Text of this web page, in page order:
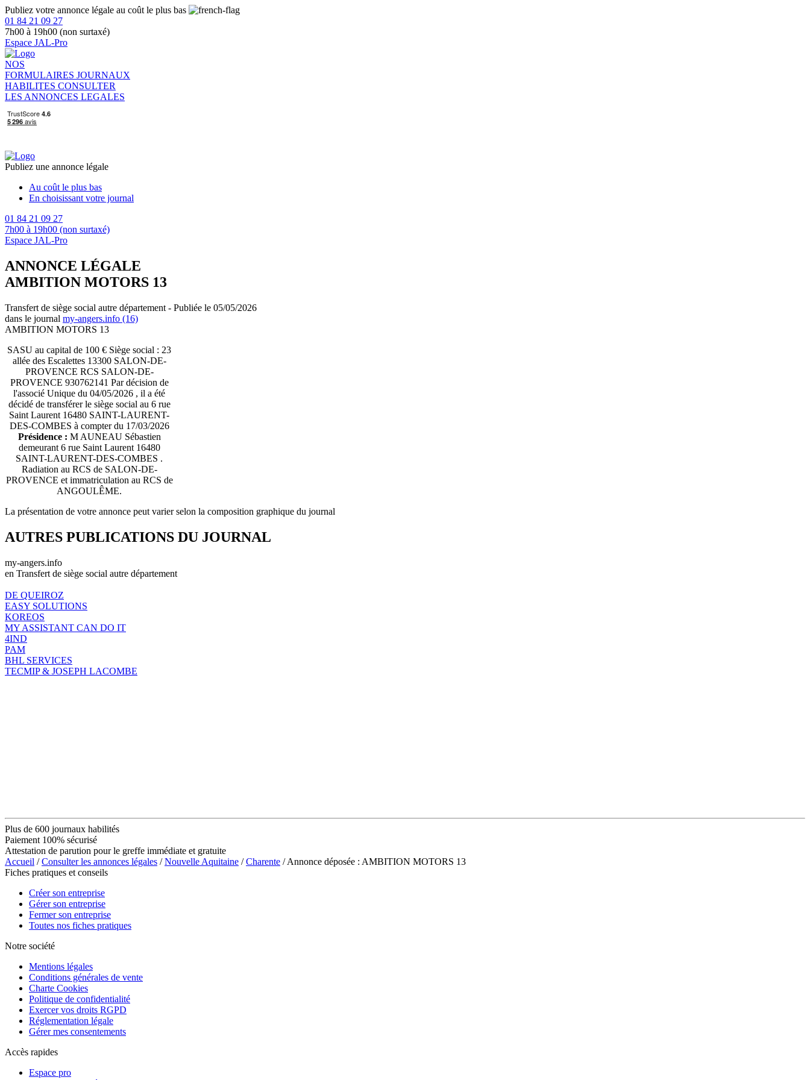
Publiez votre annonce légale au coût le plus bas
01 84 21 09 27
7h00 à 19h00 (non surtaxé)
Espace JAL-Pro
NOS
FORMULAIRES JOURNAUX
HABILITES CONSULTER
LES ANNONCES LEGALES
Publiez une annonce légale
Au coût le plus bas
En choisissant votre journal
01 84 21 09 27
7h00 à 19h00 (non surtaxé)
Espace JAL-Pro
ANNONCE LÉGALE
AMBITION MOTORS 13
Transfert de siège social autre département - Publiée le 05/05/2026
dans le journal my-angers.info (16)
AMBITION MOTORS 13
SASU au capital de 100 € Siège social : 23
allée des Escalettes 13300 SALON-DE-
PROVENCE RCS SALON-DE-
PROVENCE 930762141 Par décision de
l'associé Unique du 04/05/2026 , il a été
décidé de transférer le siège social au 6 rue
Saint Laurent 16480 SAINT-LAURENT-
DES-COMBES à compter du 17/03/2026
Présidence : M AUNEAU Sébastien
demeurant 6 rue Saint Laurent 16480
SAINT-LAURENT-DES-COMBES .
Radiation au RCS de SALON-DE-
PROVENCE et immatriculation au RCS de
ANGOULÊME.
La présentation de votre annonce peut varier selon la composition graphique du journal
AUTRES PUBLICATIONS DU JOURNAL
my-angers.info
en Transfert de siège social autre département
DE QUEIROZ
EASY SOLUTIONS
KOREOS
MY ASSISTANT CAN DO IT
4IND
PAM
BHL SERVICES
TECMIP & JOSEPH LACOMBE
Plus de 600 journaux habilités
Paiement 100% sécurisé
Attestation de parution pour le greffe immédiate et gratuite
Accueil /Consulter les annonces légales /Nouvelle Aquitaine /Charente / Annonce déposée : AMBITION MOTORS 13
Fiches pratiques et conseils
Créer son entreprise
Gérer son entreprise
Fermer son entreprise
Toutes nos fiches pratiques
Notre société
Mentions légales
Conditions générales de vente
Charte Cookies
Politique de confidentialité
Exercer vos droits RGPD
Réglementation légale
Gérer mes consentements
Accès rapides
Espace pro